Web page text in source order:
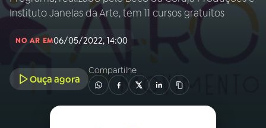
01 INÍCIO
A RÁDIO
PROGRAMAÇÃO
Instituto Janelas da Arte, tem 11 cursos gratuitos
NO AR EM06/05/2022, 14:00
Ouça agora
Compartilhe